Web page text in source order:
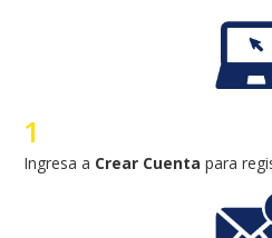
2
Recibirá un correo con tus 2